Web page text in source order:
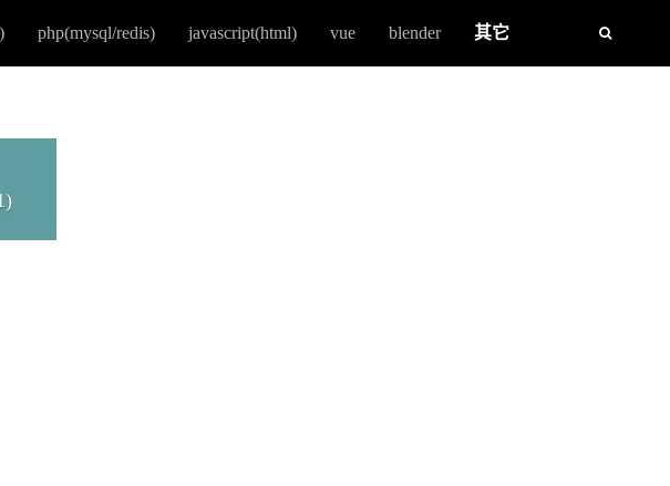
php(mysql/redis) javascript(html) vue blender 其它